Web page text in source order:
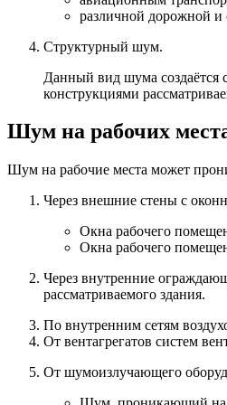
различной дорожной и
Структурный шум.
Данный вид шума
конструкциями
Шум на рабочих
Шум на рабочие места может
Через внешние стены с
Окна рабочего
Окна рабочего
Через внутренние
рассматриваемого здания.
По внутренним сетям
От вентагрегатов систем
От шумоизлучающего